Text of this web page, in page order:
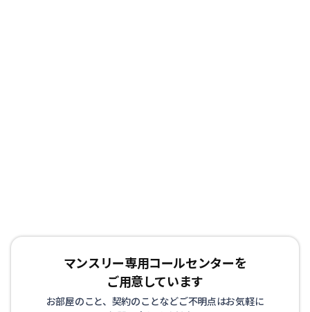
マンスリー専用コールセンターを
ご用意しています
お部屋のこと、契約のことなどご不明点はお気軽に